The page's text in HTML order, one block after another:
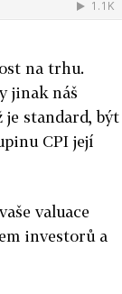
na trhu.
jinak náš
standard, být
CPI její
valuace
investorů a